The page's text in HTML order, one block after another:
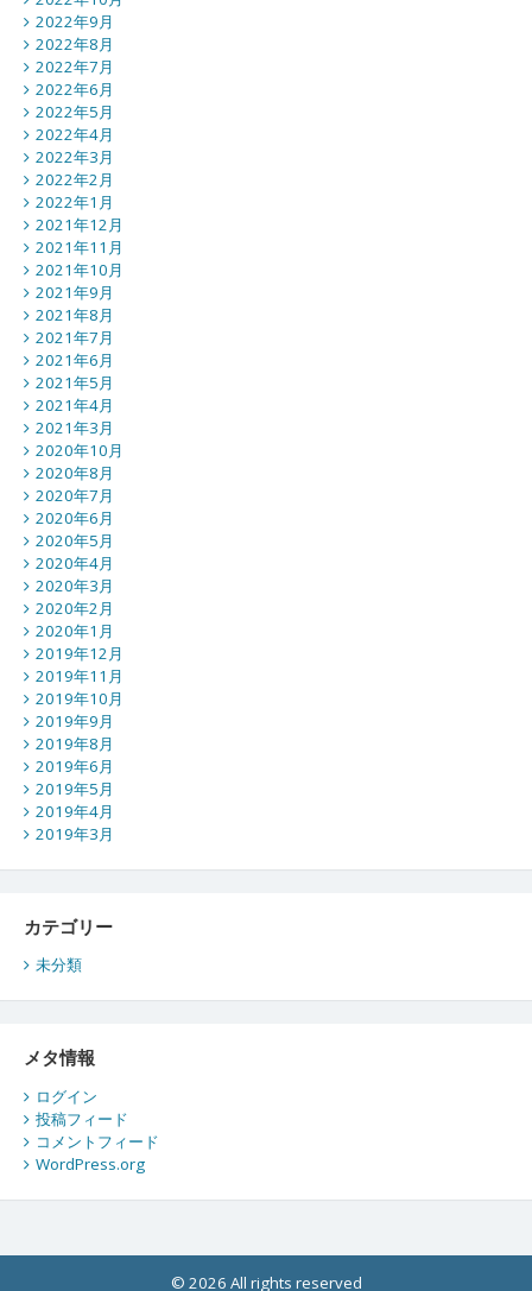
2022年9月
2022年8月
2022年7月
2022年6月
2022年5月
2022年4月
2022年3月
2022年2月
2022年1月
2021年12月
2021年11月
2021年10月
2021年9月
2021年8月
2021年7月
2021年6月
2021年5月
2021年4月
2021年3月
2020年10月
2020年8月
2020年7月
2020年6月
2020年5月
2020年4月
2020年3月
2020年2月
2020年1月
2019年12月
2019年11月
2019年10月
2019年9月
2019年8月
2019年6月
2019年5月
2019年4月
2019年3月
カテゴリー
未分類
メタ情報
ログイン
投稿フィード
コメントフィード
WordPress.org
© 2026 All rights reserved